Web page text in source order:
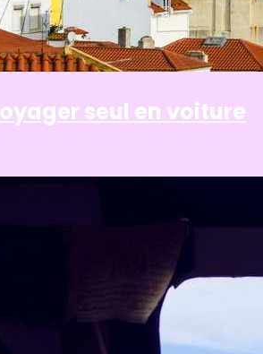
seul en voiture